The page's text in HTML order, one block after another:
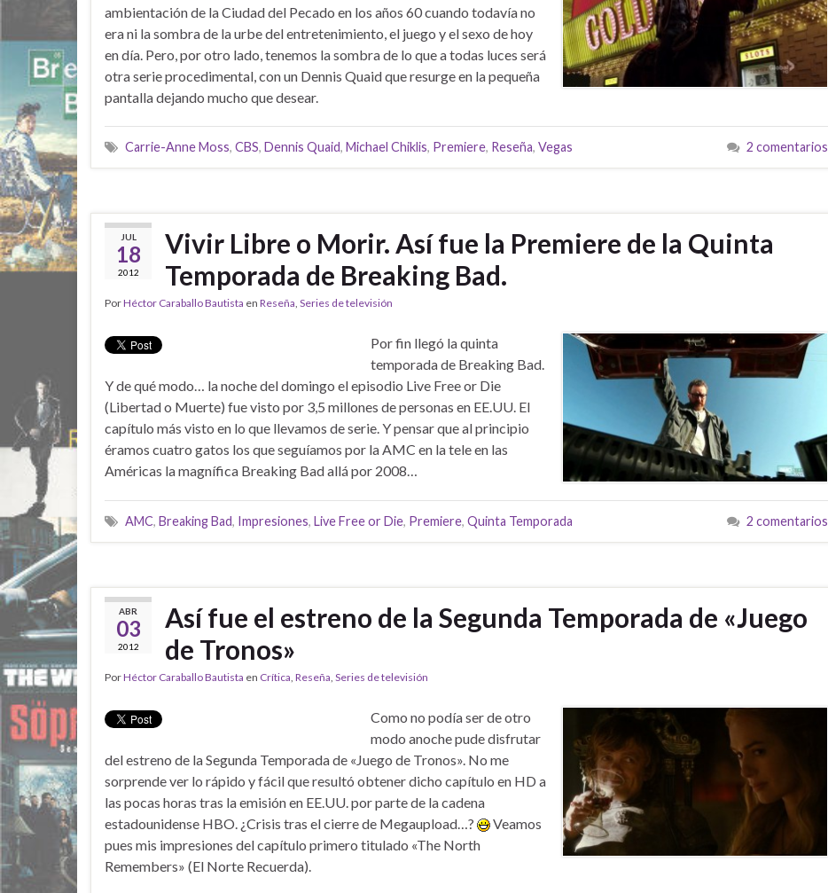
ambientación de la Ciudad del Pecado en los años 60 cuando todavía no
era ni la sombra de la urbe del entretenimiento, el juego y el sexo de hoy
en día. Pero, por otro lado, tenemos la sombra de lo que a todas luces será
otra serie procedimental, con un Dennis Quaid que resurge en la pequeña
pantalla dejando mucho que desear.
Carrie-Anne Moss, CBS, Dennis Quaid, Michael Chiklis, Premiere, Reseña, Vegas 2 comentarios
JUL
18
2012
Vivir Libre o Morir. Así fue la Premiere de la Quinta
Temporada de Breaking Bad.
PorHéctor Caraballo Bautista en Reseña, Series de televisión
Por fin llegó la quinta
temporada de Breaking Bad.
Y de qué modo… la noche del domingo el episodio Live Free or Die
(Libertad o Muerte) fue visto por 3,5 millones de personas en EE.UU. El
capítulo más visto en lo que llevamos de serie. Y pensar que al principio
éramos cuatro gatos los que seguíamos por la AMC en la tele en las
Américas la magnífica Breaking Bad allá por 2008…
AMC, Breaking Bad, Impresiones, Live Free or Die, Premiere, Quinta Temporada 2 comentarios
ABR
03
2012
Así fue el estreno de la Segunda Temporada de «Juego
de Tronos»
PorHéctor Caraballo Bautista en Crítica Reseña Series de televisión
Como no podía ser de otro
modo anoche pude disfrutar
del estreno de la Segunda Temporada de «Juego de Tronos». No me
sorprende ver lo rápido y fácil que resultó obtener dicho capítulo en HD a
las pocas horas tras la emisión en EE.UU. por parte de la cadena
estadounidense HBO. ¿Crisis tras el cierre de Megaupload…?
Veamos
pues mis impresiones del capítulo primero titulado «The North
Remembers» (El Norte Recuerda).